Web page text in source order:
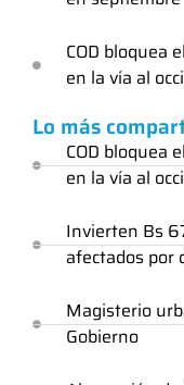
COD bloquea
en la vía al
Lo más
COD bloquea
en la vía al
Invierten Bs
afectados por
Magisterio
Gobierno